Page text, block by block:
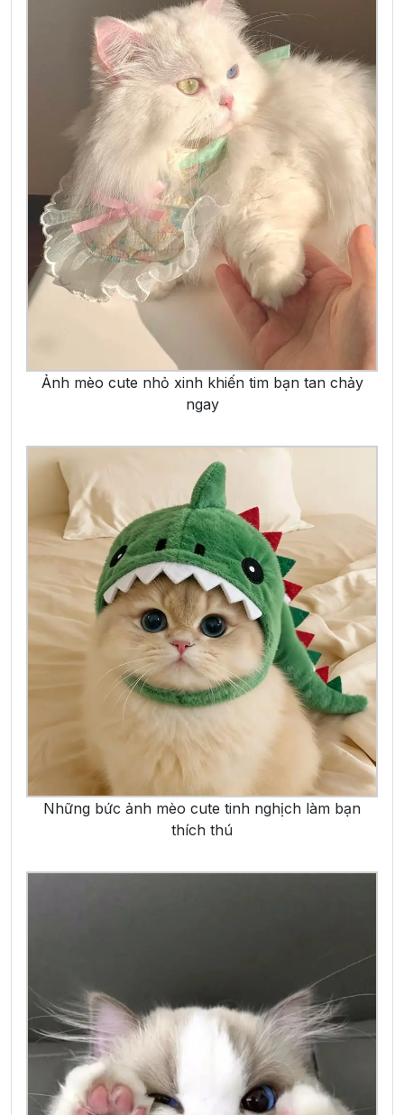
Ảnh mèo cute nhỏ xinh khiến tim bạn tan chảy
ngay
Những bức ảnh mèo cute tinh nghịch làm bạn
thích thú